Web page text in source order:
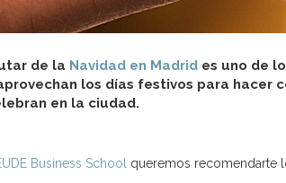
de la Navidad en Madrid es uno de
los días festivos para hacer
en la ciudad.
Business School queremos recomendarte